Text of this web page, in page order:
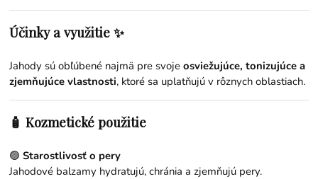
Účinky a využitie ✨
Jahody sú obľúbené najmä pre svojeosviežujúce, tonizujúce a
zjemňujúce vlastnosti, ktoré sa uplatňujú v rôznych oblastiach.
🧴 Kozmetické použitie
🟢Starostlivosť o pery
Jahodové balzamy hydratujú, chránia a zjemňujú pery.